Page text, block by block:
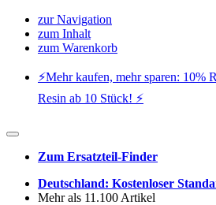
zur Navigation
zum Inhalt
zum Warenkorb
⚡️Mehr kaufen, mehr sparen: 10%
Resin ab 10 Stück! ⚡️
Zum Ersatzteil-Finder
Deutschland: Kostenloser
Mehr als 11.100 Artikel